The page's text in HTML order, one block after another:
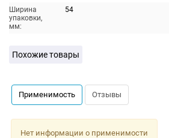
Ширина
упаковки,
мм:
54
Похожие товары
Применимость Отзывы
Нет информации о применимости